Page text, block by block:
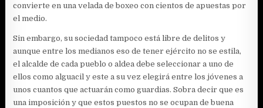
convierte en una velada de boxeo con cientos de apuestas por
el medio.
Sin embargo, su sociedad tampoco está libre de delitos y
aunque entre los medianos eso de tener ejército no se estila,
el alcalde de cada pueblo o aldea debe seleccionar a uno de
ellos como alguacil y este a su vez elegirá entre los jóvenes a
unos cuantos que actuarán como guardias. Sobra decir que es
una imposición y que estos puestos no se ocupan de buena